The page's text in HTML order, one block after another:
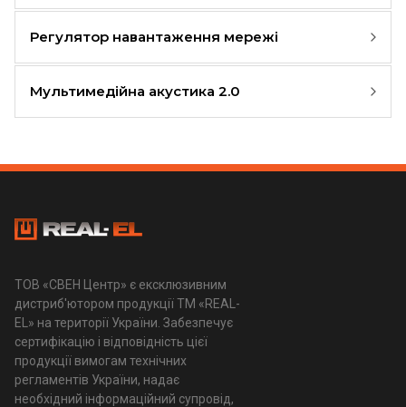
Регулятор навантаження мережі
Мультимедійна акустика 2.0
ТОВ «СВЕН Центр» є ексклюзивним
дистриб'ютором продукції ТМ «REAL-
EL» на території України. Забезпечує
сертифікацію і відповідність цієї
продукції вимогам технічних
регламентів України, надає
необхідний інформаційний супровід,